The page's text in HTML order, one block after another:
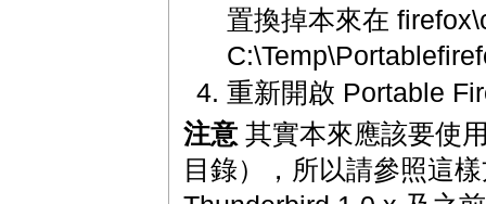
置換掉本來在
重新開啟 Portable
注意其實本來應該要使
目錄），所以請參照這